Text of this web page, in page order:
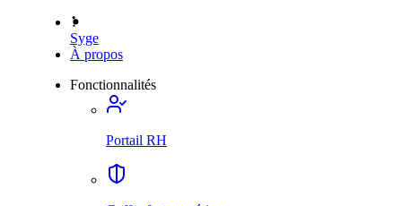
Syge
À propos
Fonctionnalités
Portail RH